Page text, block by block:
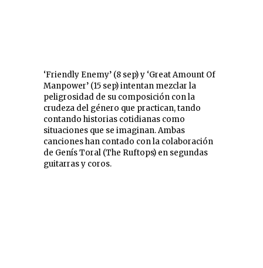
‘Friendly Enemy’ (8 sep) y ‘Great Amount Of
Manpower’ (15 sep) intentan mezclar la
peligrosidad de su composición con la
crudeza del género que practican, tando
contando historias cotidianas como
situaciones que se imaginan. Ambas
canciones han contado con la colaboración
de Genís Toral (The Ruftops) en segundas
guitarras y coros.